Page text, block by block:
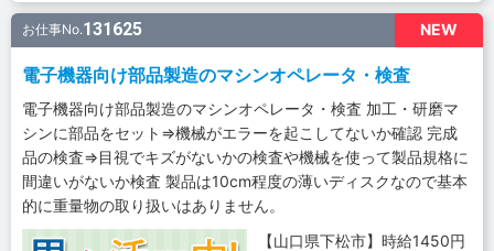
NEW
お仕事No.131625
電子機器向け部品製造のマシンオペレータ・検査
電子機器向け部品製造のマシンオペレータ・検査 加工・研磨マ
シンに部品をセット⇒機械がエラーを起こしてないか確認 完成
品の検査⇒目視でキズがないかの検査や機械を使って製品規格に
間違いがないか検査 製品は10cm程度の薄いディスクなので基本
的に重量物の取り扱いはありません。
【山口県下松市】時給1450円